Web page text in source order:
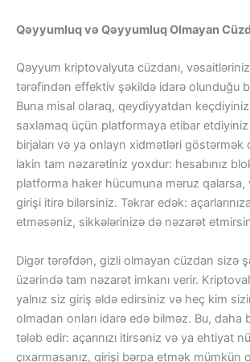
Qəyyumluq və Qəyyumluq Olmayan
Qəyyum kriptovalyuta cüzdanı,
tərəfindən effektiv şəkildə idarə olunduğu
Buna misal olaraq, qeydiyyatdan keçdiyiniz
saxlamaq üçün platformaya etibar
birjaları və ya onlayn xidmətləri göstərmək
lakin tam nəzarətiniz yoxdur: hesabınız
platforma haker hücumuna məruz qalarsa,
girişi itirə bilərsiniz. Təkrar edək:
etməsəniz, sikkələrinizə də nəzarət
Digər tərəfdən, gizli olmayan cüzdan sizə
üzərində tam nəzarət imkanı verir.
yalnız siz giriş əldə edirsiniz və heç kim
olmadan onları idarə edə bilməz. Bu, daha
tələb edir: açarınızı itirsəniz və ya ehtiyat
çıxarmasanız, girişi bərpa etmək mümkün